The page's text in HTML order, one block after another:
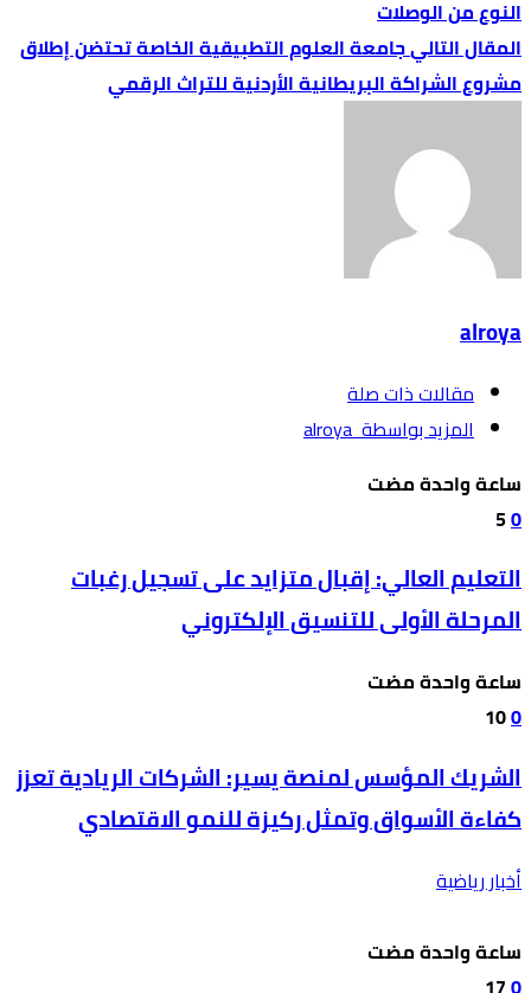
النوع من الوصلات
جامعة العلوم التطبيقية الخاصة تحتضن إطلاق
مشروع الشراكة البريطانية الأردنية للتراث الرقمي
alroya
‫مقالات ذات صلة‬
‫‫المزيد بواسطة‬ ‬ alroya
‫‫‫‏‫ساعة واحدة مضت‬
0
5
التعليم العالي: إقبال متزايد على تسجيل رغبات
المرحلة الأولى للتنسيق الإلكتروني
‫‫‫‏‫ساعة واحدة مضت‬
0
10
الشريك المؤسس لمنصة يسير: الشركات الريادية تعزز
كفاءة الأسواق وتمثل ركيزة للنمو الاقتصادي
أخبار رياضية
‫‫‫‏‫ساعة واحدة مضت‬